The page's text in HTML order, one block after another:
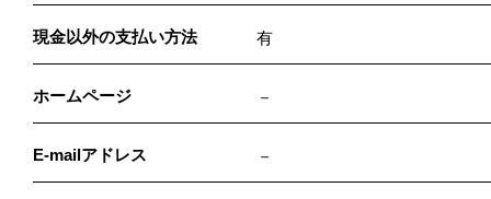
現金以外の支払い方法 有
ホームページ －
E-mailアドレス －